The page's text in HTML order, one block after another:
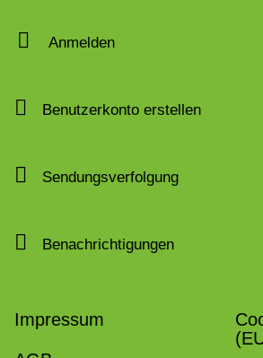
Anmelden
Benutzerkonto erstellen
Sendungsverfolgung
Benachrichtigungen
Impressum